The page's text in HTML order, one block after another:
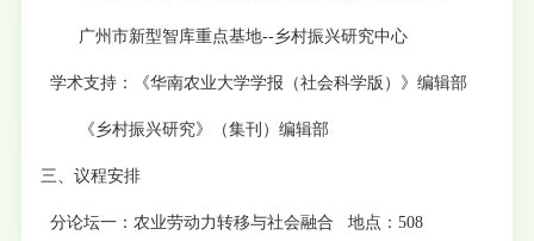
广州市新型智库重点基地--乡村振兴研究中心
学术支持：《华南农业大学学报（社会科学版）》编辑部
《乡村振兴研究》（集刊）编辑部
三、议程安排
分论坛一：农业劳动力转移与社会融合 地点：508